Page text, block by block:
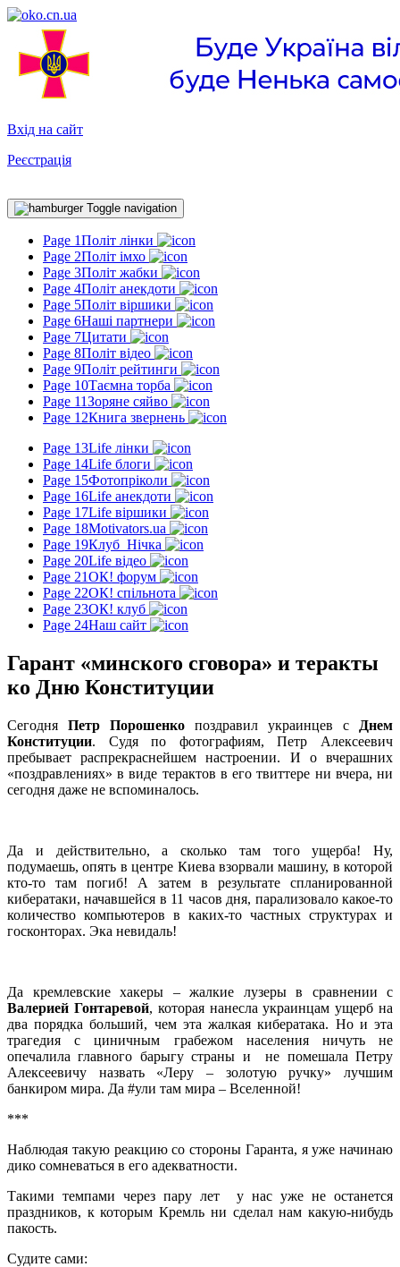
Вхід на сайт
Реєстрація
Toggle navigation
Page 1Політ лінки
Page 2Політ імхо
Page 3Політ жабки
Page 4Політ анекдоти
Page 5Політ віршики
Page 6Наші партнери
Page 7Цитати
Page 8Політ відео
Page 9Політ рейтинги
Page 10Таємна торба
Page 11Зоряне сяйво
Page 12Книга звернень
Page 13Life лінки
Page 14Life блоги
Page 15Фотопріколи
Page 16Life анекдоти
Page 17Life віршики
Page 18Motivators.ua
Page 19Клуб_Нічка
Page 20Life відео
Page 21ОК! форум
Page 22ОК! спільнота
Page 23ОК! клуб
Page 24Наш сайт
Гарант «минского сговора» и теракты
ко Дню Конституции
Сегодня Петр Порошенко поздравил украинцев с
Днем
Конституции. Судя по фотографиям, Петр Алексеевич
пребывает распрекраснейшем настроении. И о вчерашних
«поздравлениях» в виде терактов в его твиттере ни вчера, ни
сегодня даже не вспоминалось.
Да и действительно, а сколько там того ущерба! Ну,
подумаешь, опять в центре Киева взорвали машину, в которой
кто-то там погиб! А затем в результате спланированной
кибератаки, начавшейся в 11 часов дня, парализовало какое-то
количество компьютеров в каких-то частных структурах и
госконторах. Эка невидаль!
Да кремлевские хакеры – жалкие лузеры в сравнении с
Валерией Гонтаревой, которая нанесла украинцам ущерб на
два порядка больший, чем эта жалкая кибератака. Но и эта
трагедия с циничным грабежом населения ничуть не
опечалила главного барыгу страны и не помешала Петру
Алексеевичу назвать «Леру – золотую ручку» лучшим
банкиром мира. Да #ули там мира – Вселенной!
***
Наблюдая такую реакцию со стороны Гаранта, я уже начинаю
дико сомневаться в его адекватности.
Такими темпами через пару лет у нас уже не останется
праздников, к которым Кремль ни сделал нам какую-нибудь
пакость.
Судите сами: